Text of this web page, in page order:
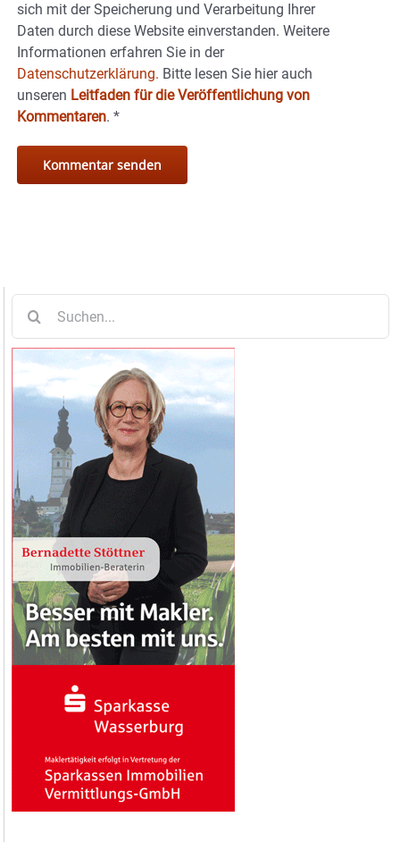
sich mit der Speicherung und Verarbeitung Ihrer
Daten durch diese Website einverstanden. Weitere
Informationen erfahren Sie in der
Datenschutzerklärung. Bitte lesen Sie hier auch
unseren Leitfaden für die Veröffentlichung von
Kommentaren. *
nach: